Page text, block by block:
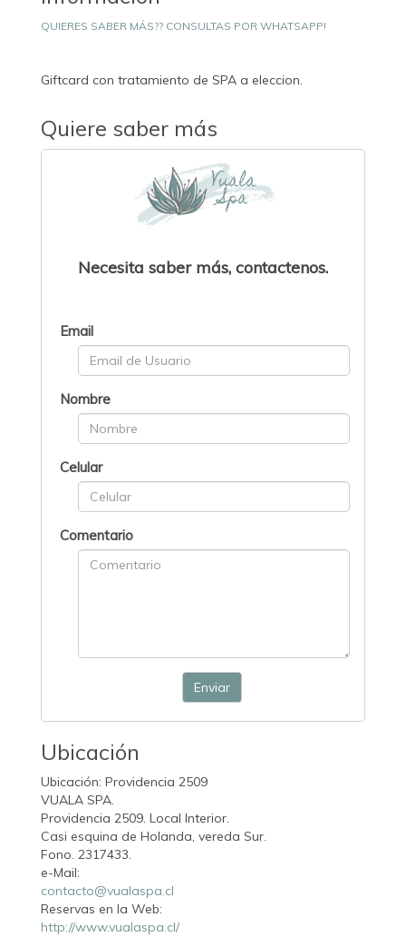
QUIERES SABER MÁS?? CONSULTAS POR WHATSAPP!
Giftcard con tratamiento de SPA a eleccion.
Quiere saber más
Necesita saber más, contactenos.
Email
Nombre
Celular
Comentario
Enviar
Ubicación
Ubicación: Providencia 2509
VUALA SPA.
Providencia 2509. Local Interior.
Casi esquina de Holanda, vereda Sur.
Fono. 2317433.
e-Mail:
contacto@vualaspa.cl
Reservas en la Web:
http://www.vualaspa.cl/